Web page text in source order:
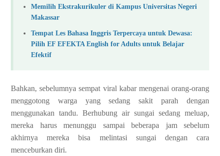
Memilih Ekstrakurikuler di Kampus Universitas Negeri
Makassar
Tempat Les Bahasa Inggris Terpercaya untuk Dewasa:
Pilih EF EFEKTA English for Adults untuk Belajar
Efektif
Bahkan, sebelumnya sempat viral kabar mengenai orang-orang
menggotong warga yang sedang sakit parah dengan
menggunakan tandu. Berhubung air sungai sedang meluap,
mereka harus menunggu sampai beberapa jam sebelum
akhirnya mereka bisa melintasi sungai dengan cara
menceburkan diri.